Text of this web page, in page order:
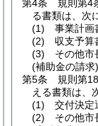
第4条
規則第4
る書類は、次
(1)
事業計画
(2)
収支予算
(3)
その他市
(補助金の請求)
第5条
規則第
える書類は、
(1)
交付決定
(2)
その他市